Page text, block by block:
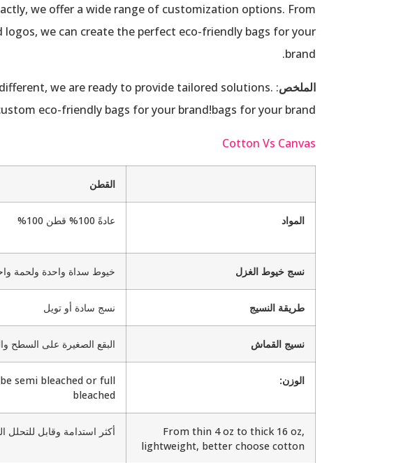
we offer a wide range of customization options. From
we can create the perfect eco-friendly bags for your
brand.
الملخص we are ready to provide tailored solutions.
eco-friendly bags for your brand!bags for your brand!
Cotton Vs Canvas
القطن
المواد عادةً 100% قطن 100%
نسج خيوط الغزل خيوط سداة واحدة ولحمة
طريقة النسيج نسج سادة أو تويل
نسيج القماش البقع الصغيرة على السطح
الوزن:
semi bleached or full
bleached
From thin 4 oz to thick 16 oz,
lightweight, better choose cotton
أكثر استدامة وقابل للتحلل